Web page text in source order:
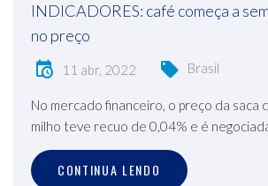
INDICADORES: café começa a
no preço
11 abr, 2022 Brasil
No mercado financeiro, o preço da saca
milho teve recuo de 0,04% e é
CONTINUA LENDO